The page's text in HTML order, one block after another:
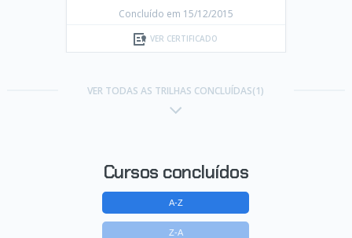
Concluído em 15/12/2015
VER CERTIFICADO
VER TODAS AS TRILHAS CONCLUÍDAS(1)
Cursos concluídos
A-Z
Z-A